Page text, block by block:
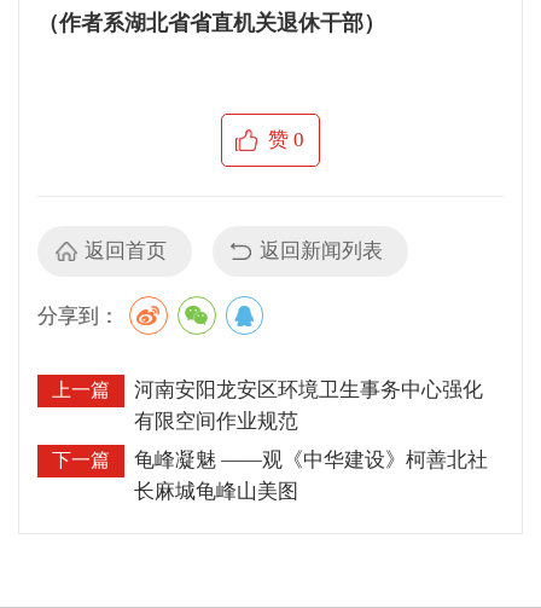
（作者系湖北省省直机关退休干部）
赞0
返回首页 返回新闻列表
分享到：
上一篇
河南安阳龙安区环境卫生事务中心强化
有限空间作业规范
下一篇
龟峰凝魅 ——观《中华建设》柯善北社
长麻城龟峰山美图